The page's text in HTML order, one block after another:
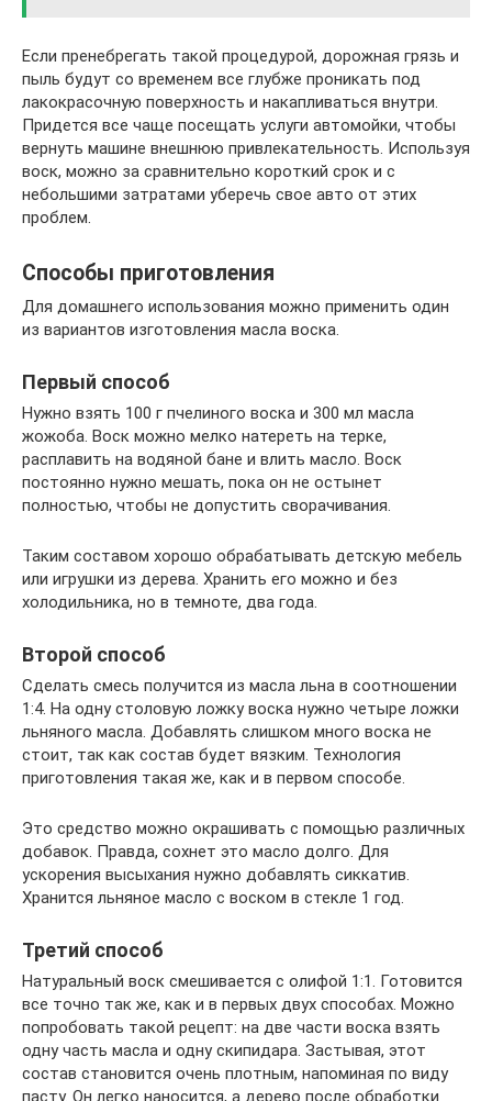
Если пренебрегать такой процедурой, дорожная грязь и
пыль будут со временем все глубже проникать под
лакокрасочную поверхность и накапливаться внутри.
Придется все чаще посещать услуги автомойки, чтобы
вернуть машине внешнюю привлекательность. Используя
воск, можно за сравнительно короткий срок и с
небольшими затратами уберечь свое авто от этих
проблем.
Способы приготовления
Для домашнего использования можно применить один
из вариантов изготовления масла воска.
Первый способ
Нужно взять 100 г пчелиного воска и 300 мл масла
жожоба. Воск можно мелко натереть на терке,
расплавить на водяной бане и влить масло. Воск
постоянно нужно мешать, пока он не остынет
полностью, чтобы не допустить сворачивания.
Таким составом хорошо обрабатывать детскую мебель
или игрушки из дерева. Хранить его можно и без
холодильника, но в темноте, два года.
Второй способ
Сделать смесь получится из масла льна в соотношении
1:4. На одну столовую ложку воска нужно четыре ложки
льняного масла. Добавлять слишком много воска не
стоит, так как состав будет вязким. Технология
приготовления такая же, как и в первом способе.
Это средство можно окрашивать с помощью различных
добавок. Правда, сохнет это масло долго. Для
ускорения высыхания нужно добавлять сиккатив.
Хранится льняное масло с воском в стекле 1 год.
Третий способ
Натуральный воск смешивается с олифой 1:1. Готовится
все точно так же, как и в первых двух способах. Можно
попробовать такой рецепт: на две части воска взять
одну часть масла и одну скипидара. Застывая, этот
состав становится очень плотным, напоминая по виду
пасту. Он легко наносится, а дерево после обработки